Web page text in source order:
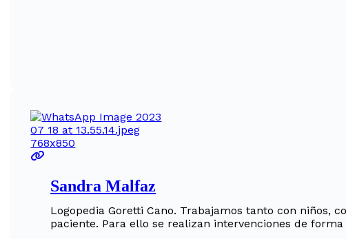
Sandra Malfaz
Logopedia Goretti Cano. Trabajamos tanto con niños,
paciente. Para ello se realizan intervenciones de